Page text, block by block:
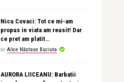
Nicu Covaci: Tot ce mi-am
propus in viata am reusit! Dar
ce pret am platit…
de Alice Năstase Buciuta
AURORA LIICEANU: Barbatii